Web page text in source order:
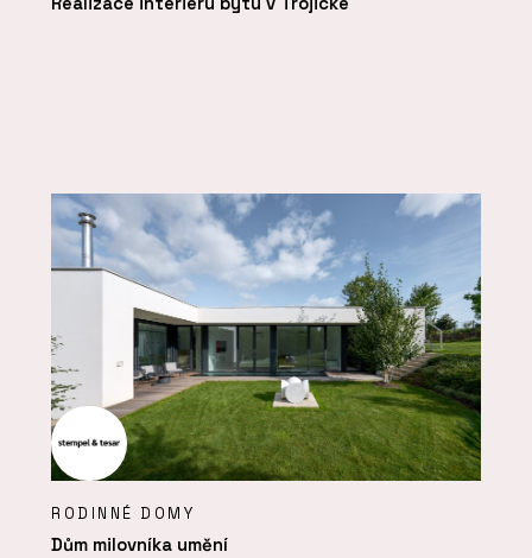
RODINNÉ DOMY
Dům milovníka umění